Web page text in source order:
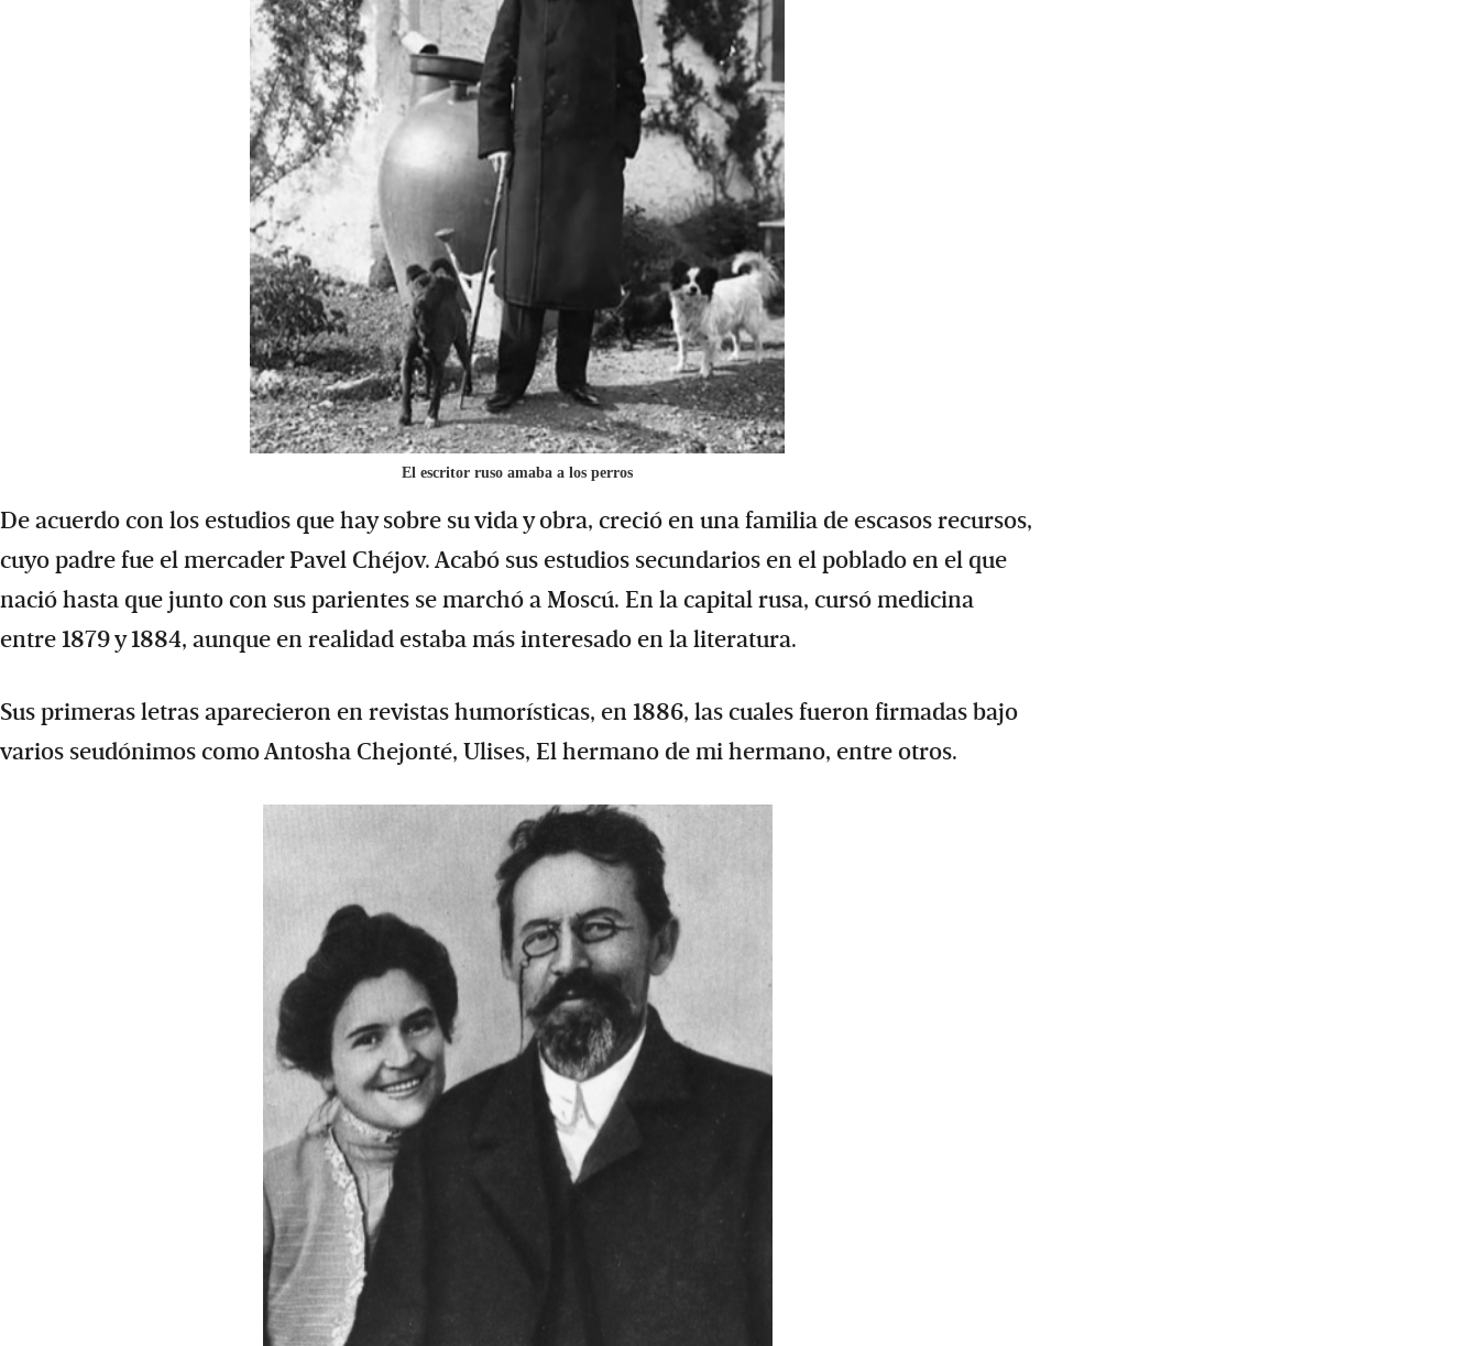
El escritor ruso amaba a los perros
De acuerdo con los estudios que hay sobre su vida y obra, creció en una familia de escasos recursos,
cuyo padre fue el mercader Pavel Chéjov. Acabó sus estudios secundarios en el poblado en el que
nació hasta que junto con sus parientes se marchó a Moscú. En la capital rusa, cursó medicina
entre 1879 y 1884, aunque en realidad estaba más interesado en la literatura.
Sus primeras letras aparecieron en revistas humorísticas, en 1886, las cuales fueron firmadas bajo
varios seudónimos como Antosha Chejonté, Ulises, El hermano de mi hermano, entre otros.